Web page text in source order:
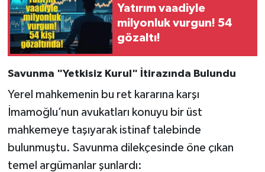
Yatırım vaadiyle
milyonluk vurgun! 54
gözaltı!
Savunma "Yetkisiz Kurul" İtirazında Bulundu
Yerel mahkemenin bu ret kararına karşı
İmamoğlu’nun avukatları konuyu bir üst
mahkemeye taşıyarak istinaf talebinde
bulunmuştu. Savunma dilekçesinde öne çıkan
temel argümanlar şunlardı: